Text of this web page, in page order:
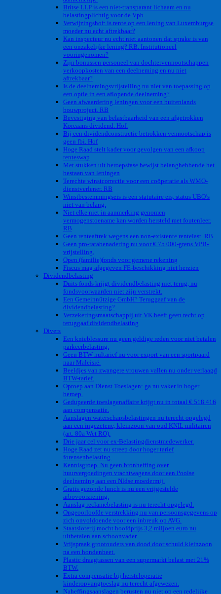
Britse LLP is een niet-transparant lichaam en nu
belastingplichtig voor de Vpb
Verwijzingshof: is rente op een lening van Luxemburgse
moeder nu echt aftrekbaar?
Kan inspecteur nu echt niet aantonen dat sprake is van
een onzakelijke lening? RB. Institutioneel
vooringenomen?
Zijn bonussen personeel van dochtervennootschappen
verkoopkosten van een deelneming en nu niet
aftrekbaar?
Is de deelnemingsvrijstelling nu niet van toepassing op
een optie in een aflopende deelneming?
Geen afwaardering leningen voor een buitenlands
bouwproject. RB
Bevestiging van belastbaarheid van een afgetrokken
Koreaans dividend. Hof.
Bij een dividendconstructie betrokken vennootschap is
geen fbi. Hof
Hoge Raad stelt kader voor gevolgen van een afkoop
renteswap
Met stukken uit beroepsfase bewijst belanghebbende het
bestaan van leningen
Terechte winstcorrectie voor een coöperatie als WMO-
dienstverlener. RB
Winstbestemmingseis is een statutaire eis, status UBO’s
niet van belang.
Niet elke niet in aanmerking genomen
vermogenstoename kan worden hersteld met foutenleer.
RB
Geen renteaftrek wegens een non-existente rentelast. RB
Geen pro-ratabenadering nu voor € 75.000-grens VPB-
vrijstelling.
Open (familie)fonds voor gemene rekening
Fiscus mag afgegeven FE-beschikking niet herzien
Dividendbelasting
Duits fonds krijgt dividendbelasting niet terug, nu
fondsvoorwaarden niet zijn verstrekt.
Een Gemeinnützige GmbH? Teruggaaf van de
dividendbelasting?
Verzekeringsmaatschappij uit VK heeft geen recht op
teruggaaf dividendbelasting
Divers
Een knieblessure nu geen geldige reden voor niet betalen
parkeerbelasting.
Geen BTW-nultarief nu voor export van een sportpaard
naar Maleisië.
Beeldjes van zwangere vrouwen vallen nu onder verlaagd
BTW-tarief.
Oproep aan Dienst Toeslagen: ga nu vaker in hoger
beroep.
Gedupeerde toeslagenaffaire krijgt nu in totaal € 518.416
aan compensatie.
Aanslagen waterschapsbelastingen nu terecht opgelegd
aan een ingezetene, kleinzoon van oud KNIL militairen
(art. 80a Wet RO).
Drie jaar cel voor ex-Belastingdienstmedewerker.
Hoge Raad zet nu streep door hoger tarief
forensenbelasting.
Kennisgroep. Nu geen bronheffing over
huurvergoedingen vrachtwagens door een Poolse
deelneming aan een Nldse moedermij.
Gratis gezonde lunch is nu een vrijgestelde
arbovoorziening.
Aanslag reclamebelasting is nu terecht opgelegd.
Ongeoorloofde verstrekking nu van persoonsgegevens op
zich onvoldoende voor een inbreuk op AVG.
Staatsloterij mocht hoofdprijs 3,2 miljoen euro nu
uitbetalen aan schoonvader.
Vrijspraak grootouders van dood door schuld kleinzoon
na een hondenbeet.
Plastic draagtassen van een supermarkt belast met 21%
BTW.
Extra compensatie bij hersteloperatie
kinderopvangtoeslag nu terecht afgewezen.
Naheffingsaanslagen berusten nu niet op een redelijke